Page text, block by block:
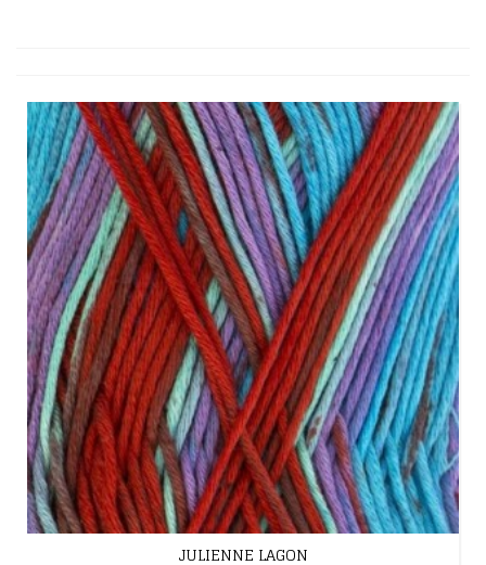
JULIENNE LAGON